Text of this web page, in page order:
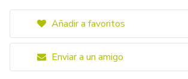
Añadir a favoritos
Enviar a un amigo